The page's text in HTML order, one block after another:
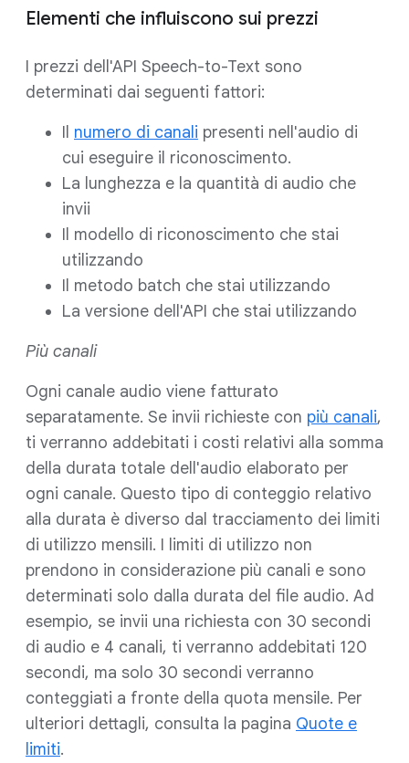
Elementi che influiscono sui prezzi
I prezzi dell'API Speech-to-Text sono
determinati dai seguenti fattori:
Il numero di canali presenti nell'audio di
cui eseguire il riconoscimento.
La lunghezza e la quantità di audio che
invii
Il modello di riconoscimento che stai
utilizzando
Il metodo batch che stai utilizzando
La versione dell'API che stai utilizzando
Più canali
Ogni canale audio viene fatturato
separatamente. Se invii richieste con più canali,
ti verranno addebitati i costi relativi alla somma
della durata totale dell'audio elaborato per
ogni canale. Questo tipo di conteggio relativo
alla durata è diverso dal tracciamento dei limiti
di utilizzo mensili. I limiti di utilizzo non
prendono in considerazione più canali e sono
determinati solo dalla durata del file audio. Ad
esempio, se invii una richiesta con 30 secondi
di audio e 4 canali, ti verranno addebitati 120
secondi, ma solo 30 secondi verranno
conteggiati a fronte della quota mensile. Per
ulteriori dettagli, consulta la pagina Quote e
limiti.